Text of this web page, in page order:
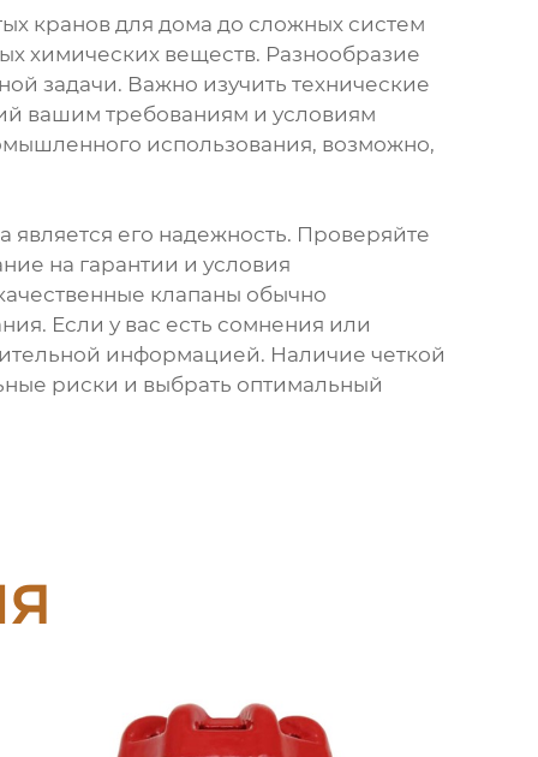
кранов для дома до сложных систем
химических веществ. Разнообразие
задачи. Важно изучить технические
вашим требованиям и условиям
использования, возможно,
его надежность. Проверяйте
на гарантии и условия
клапаны обычно
Если у вас есть сомнения или
информацией. Наличие четкой
риски и выбрать оптимальный